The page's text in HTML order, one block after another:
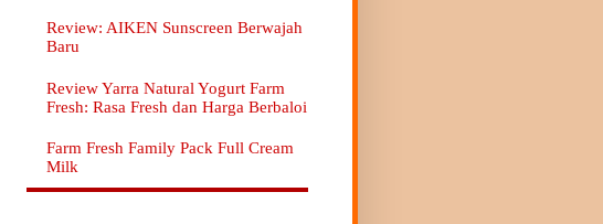
Review: AIKEN Sunscreen Berwajah
Baru
Review Yarra Natural Yogurt Farm
Fresh: Rasa Fresh dan Harga Berbaloi
Farm Fresh Family Pack Full Cream
Milk